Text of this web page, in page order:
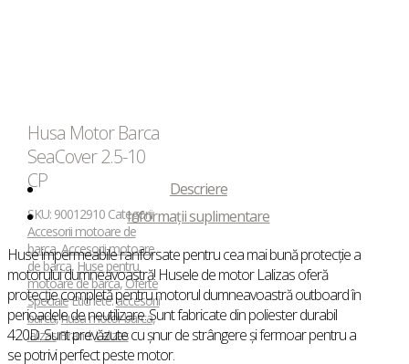
Husa Motor Barca
SeaCover 2.5-10
CP
SKU: 90012910 Categorii:
Accesorii motoare de
barca,Accesorii motoare
de barca, Huse pentru
motoare de barca,Oferte
SpecialeEtichete:accesorii
barca,husa motor barca,
lalizasBrand:Lalizas
Descriere
Informații suplimentare
Huse impermeabile ranforsate pentru cea mai bună protecție a
motorului dumneavoastră! Husele de motor Lalizas oferă
protecție completă pentru motorul dumneavoastră outboard în
perioadele de neutilizare. Sunt fabricate din poliester durabil
420D. Sunt prevăzute cu șnur de strângere și fermoar pentru a
se potrivi perfect peste motor.